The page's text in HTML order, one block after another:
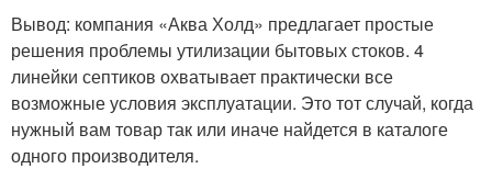
Вывод: компания «Аква Холд» предлагает простые
решения проблемы утилизации бытовых стоков. 4
линейки септиков охватывает практически все
возможные условия эксплуатации. Это тот случай, когда
нужный вам товар так или иначе найдется в каталоге
одного производителя.